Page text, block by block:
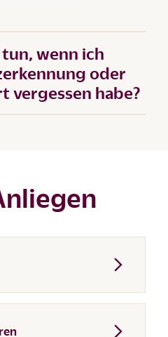
tun, wenn ich
oder
vergessen habe?